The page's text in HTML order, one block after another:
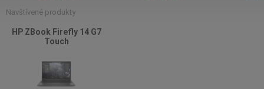
Navštívené produkty
HP ZBook Firefly 14 G7
Touch